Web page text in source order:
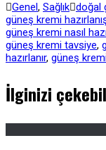
Genel, Sağlık doğal
güneş kremi
güneş kremi nasıl
güneş kremi tavsiye,
hazırlanır, güneş kremi
İlginizi